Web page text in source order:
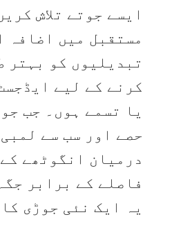
ایسے جوتے تلاش
مستقبل میں اضافہ
تبدیلیوں کو بہتر
کرنے کے لیے
یا تسمے ہوں۔ جب
حصے اور سب سے
درمیان انگوٹھے
فاصلے کے برابر
یہ ایک نئی جوڑی